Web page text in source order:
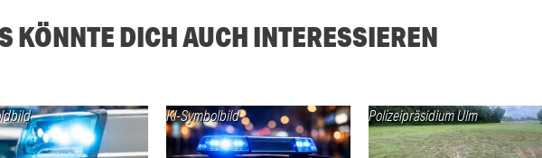
KÖNNTE DICH AUCH INTERESSIEREN
KI-Symbolbild Polizeipräsidium Ulm